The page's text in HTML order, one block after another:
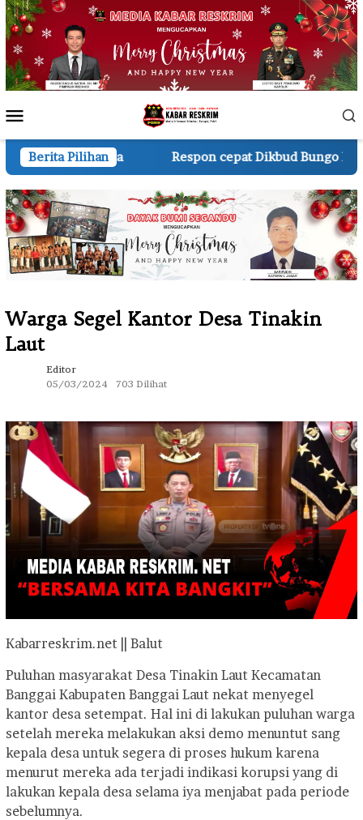
Loncat
ke
konten
Mobile
Berita Pilihan
Respon cepat Dikbud Bungo Kasus Raja Akan
Warga Segel Kantor Desa Tinakin
Laut
Editor
05/03/2024
703 Dilihat
Kabarreskrim.net || Balut
Puluhan masyarakat Desa Tinakin Laut Kecamatan
Banggai Kabupaten Banggai Laut nekat menyegel
kantor desa setempat. Hal ini di lakukan puluhan warga
setelah mereka melakukan aksi demo menuntut sang
kepala desa untuk segera di proses hukum karena
menurut mereka ada terjadi indikasi korupsi yang di
lakukan kepala desa selama iya menjabat pada periode
sebelumnya.